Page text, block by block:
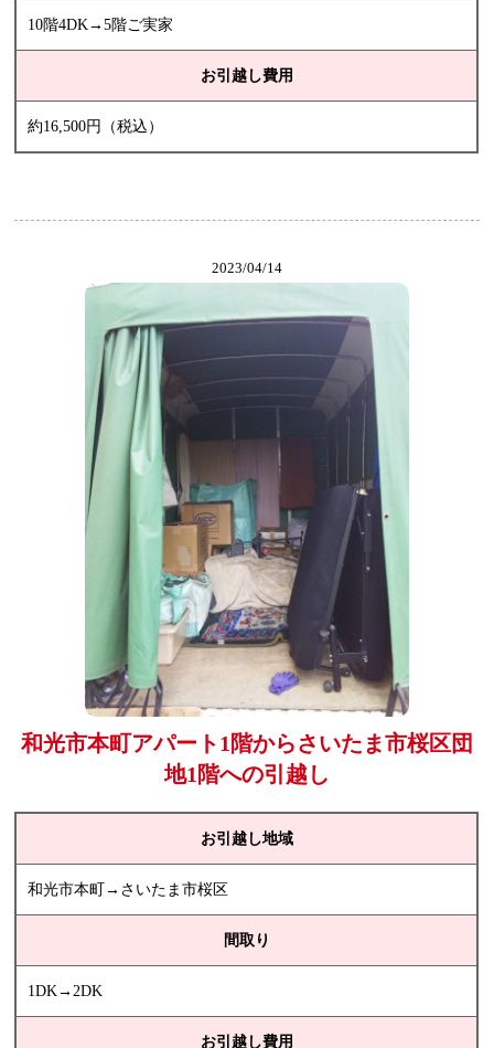
10階4DK→5階ご実家
お引越し費用
約16,500円（税込）
2023/04/14
和光市本町アパート1階からさいたま市桜区団
地1階への引越し
お引越し地域
和光市本町→さいたま市桜区
間取り
1DK→2DK
お引越し費用